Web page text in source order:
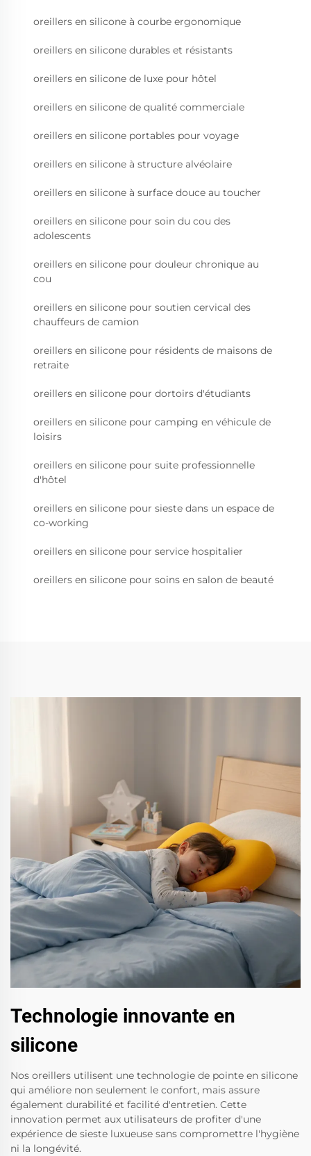
oreillers en silicone à courbe ergonomique
oreillers en silicone durables et résistants
oreillers en silicone de luxe pour hôtel
oreillers en silicone de qualité commerciale
oreillers en silicone portables pour voyage
oreillers en silicone à structure alvéolaire
oreillers en silicone à surface douce au toucher
oreillers en silicone pour soin du cou des
adolescents
oreillers en silicone pour douleur chronique au
cou
oreillers en silicone pour soutien cervical des
chauffeurs de camion
oreillers en silicone pour résidents de maisons de
retraite
oreillers en silicone pour dortoirs d'étudiants
oreillers en silicone pour camping en véhicule de
loisirs
oreillers en silicone pour suite professionnelle
d'hôtel
oreillers en silicone pour sieste dans un espace de
co-working
oreillers en silicone pour service hospitalier
oreillers en silicone pour soins en salon de beauté
Technologie innovante en
silicone
Nos oreillers utilisent une technologie de pointe en silicone
qui améliore non seulement le confort, mais assure
également durabilité et facilité d'entretien. Cette
innovation permet aux utilisateurs de profiter d'une
expérience de sieste luxueuse sans compromettre l'hygiène
ni la longévité.